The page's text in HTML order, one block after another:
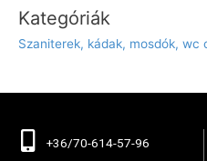
Kategóriák
Szaniterek, kádak, mosdók, wc
+36/70-614-57-96